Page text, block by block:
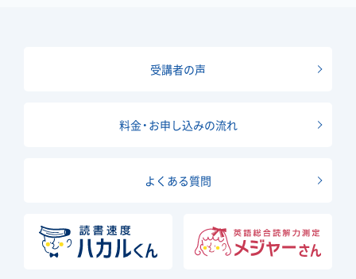
受講者の声
料金・お申し込みの流れ
よくある質問